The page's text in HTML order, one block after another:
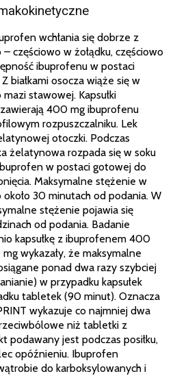
wchłania się dobrze z
częściowo w żołądku, częściowo
ibuprofenu w postaci
białkami osocza wiąże się w
stawowej. Kapsułki
400 mg ibuprofenu
rozpuszczalniku. Lek
otoczki. Podczas
żelatynowa rozpada się w soku
w postaci gotowej do
Maksymalne stężenie w
30 minutach od podania. W
stężenie pojawia się
od podania. Badanie
kapsułkę z ibuprofenem 400
wykazały, że maksymalne
ponad dwa razy szybciej
w przypadku kapsułek
tabletek (90 minut). Oznacza
wykazuje co najmniej dwa
niż tabletki z
podawany jest podczas posiłku,
opóźnieniu. Ibuprofen
do karboksylowanych i